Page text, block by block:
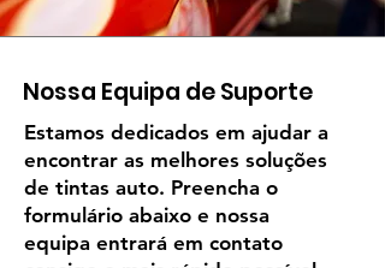
Nossa Equipa de Suporte
Estamos dedicados em ajudar a
encontrar as melhores soluções
de tintas auto. Preencha o
formulário abaixo e nossa
equipa entrará em contato